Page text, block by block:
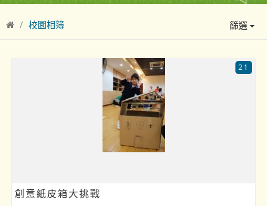
校園相簿 篩選
創意紙皮箱大挑戰
21